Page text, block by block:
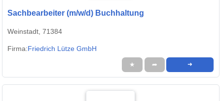
Sachbearbeiter (m/w/d) Buchhaltung
Weinstadt, 71384
Firma:Friedrich Lütze GmbH
★ ➦ ➜